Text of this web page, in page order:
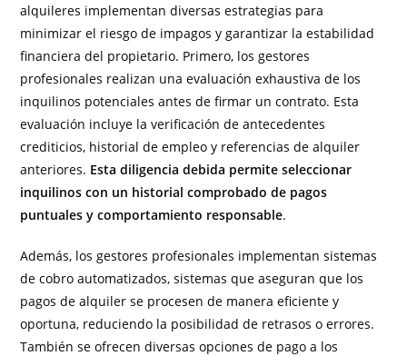
alquileres implementan diversas estrategias para
minimizar el riesgo de impagos y garantizar la estabilidad
financiera del propietario. Primero, los gestores
profesionales realizan una evaluación exhaustiva de los
inquilinos potenciales antes de firmar un contrato. Esta
evaluación incluye la verificación de antecedentes
crediticios, historial de empleo y referencias de alquiler
anteriores. Esta diligencia debida permite seleccionar
inquilinos con un historial comprobado de pagos
puntuales y comportamiento responsable.
Además, los gestores profesionales implementan sistemas
de cobro automatizados, sistemas que aseguran que los
pagos de alquiler se procesen de manera eficiente y
oportuna, reduciendo la posibilidad de retrasos o errores.
También se ofrecen diversas opciones de pago a los